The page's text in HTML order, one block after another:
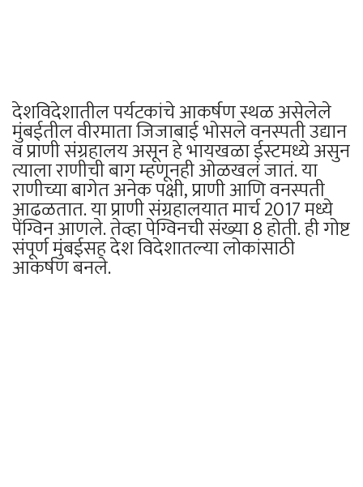
देशविदेशातील पर्यटकांचे आकर्षण स्थळ असेलेले
मुंबईतील वीरमाता जिजाबाई भोसले वनस्पती उद्यान
व प्राणी संग्रहालय असून हे भायखळा ईस्टमध्ये असुन
त्याला राणीची बाग म्हणूनही ओळखलं जातं. या
राणीच्या बागेत अनेक पक्षी, प्राणी आणि वनस्पती
आढळतात. या प्राणी संग्रहालयात मार्च 2017 मध्ये
पेंग्विन आणले. तेव्हा पेग्विनची संख्या 8 होती. ही गोष्ट
संपूर्ण मुंबईसह देश विदेशातल्या लोकांसाठी
आकर्षण बनले.